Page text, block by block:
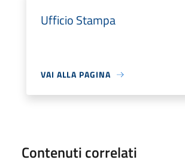
Ufficio Stampa
VAI ALLA PAGINA
Contenuti correlati